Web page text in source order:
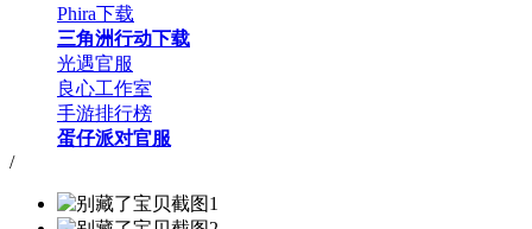
Phira下载
三角洲行动下载
光遇官服
良心工作室
手游排行榜
蛋仔派对官服
/